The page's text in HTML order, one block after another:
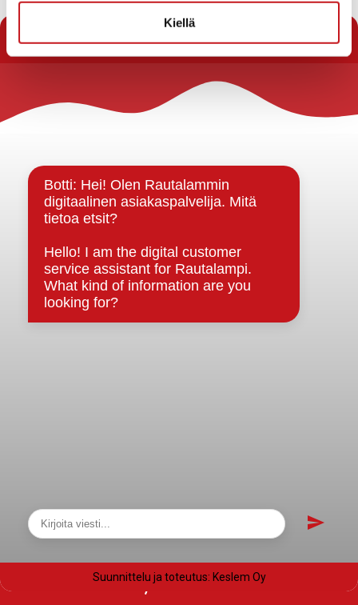
Kiellä
jätä tapahtuman tiedot linkin takaa löytyvällä
lomakkeella
Rautalammin kunta
Strategiat, ohjelmat, ohjeet, suunnitelmat, säännöt ja
sopimukset
Asiakirjajulkisuuskuvaus
Evästeet
Saavutettavuusseloste
Tietosuoja
Tietosuojaselosteet
Näytä sivukartta